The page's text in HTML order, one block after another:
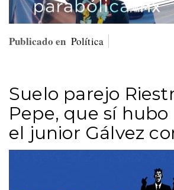
Publicado en Política
Suelo parejo
Pepe, que sí
el junior Gálvez